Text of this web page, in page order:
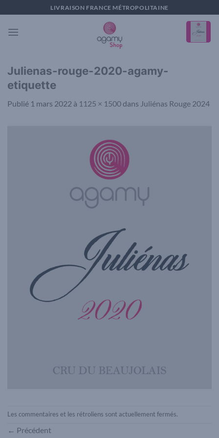
au
contenu
LIVRAISON FRANCE MÉTROPOLITAINE
Julienas-rouge-2020-agamy-
etiquette
Publié 1 mars 2022 à 1125 × 1500 dans Juliénas Rouge 2024
Les commentaires et les rétroliens sont actuellement fermés.
← Précédent